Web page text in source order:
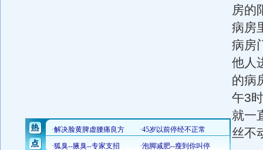
房的
病房
病房
他人
的病
午3
就一
丝不